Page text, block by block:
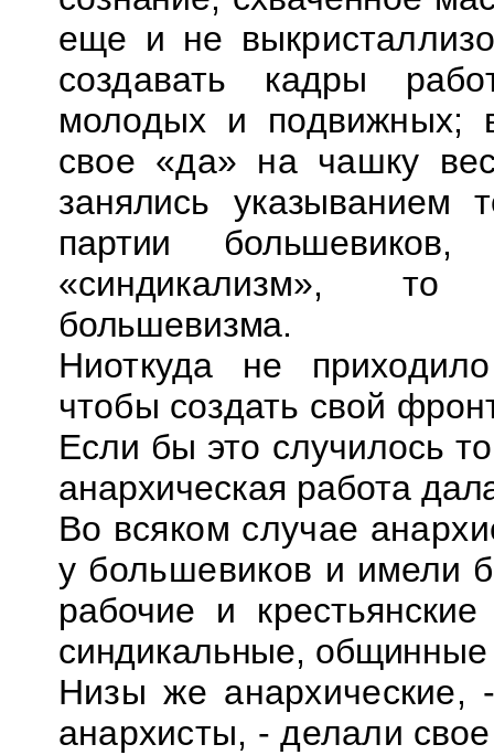
еще и не
создавать кадры
молодых и подвижных;
свое «да» на чашку
занялись указыванием
партии
«синдикализм»,
большевизма.
Ниоткуда не
чтобы создать свой
Если бы это случилось
анархическая работа
Во всяком случае
у большевиков и имели
рабочие и
синдикальные, общинные
Низы же
анархисты, - делали